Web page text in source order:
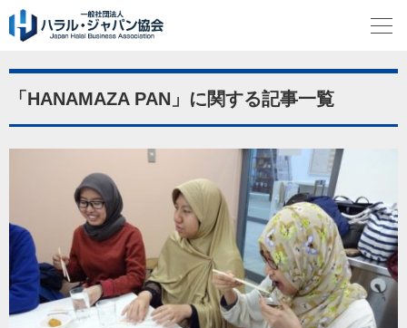
「HANAMAZA PAN」に関する記事一覧